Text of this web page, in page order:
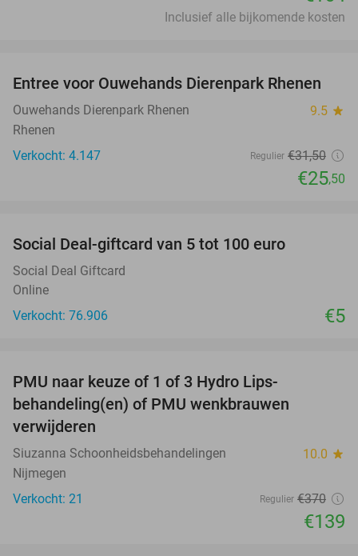
Inclusief alle bijkomende kosten
19%
Entree voor Ouwehands Dierenpark Rhenen
Ouwehands Dierenpark Rhenen 9.5 star
Rhenen
Verkocht: 4.147
Regulier €31,50
€25,50
Social Deal-giftcard van 5 tot 100 euro
Social Deal Giftcard
Online
Verkocht: 76.906
€5
PMU naar keuze of 1 of 3 Hydro Lips-
behandeling(en) of PMU wenkbrauwen
verwijderen
Siuzanna Schoonheidsbehandelingen 10.0 star
Nijmegen
Verkocht: 21
Regulier €370
€139